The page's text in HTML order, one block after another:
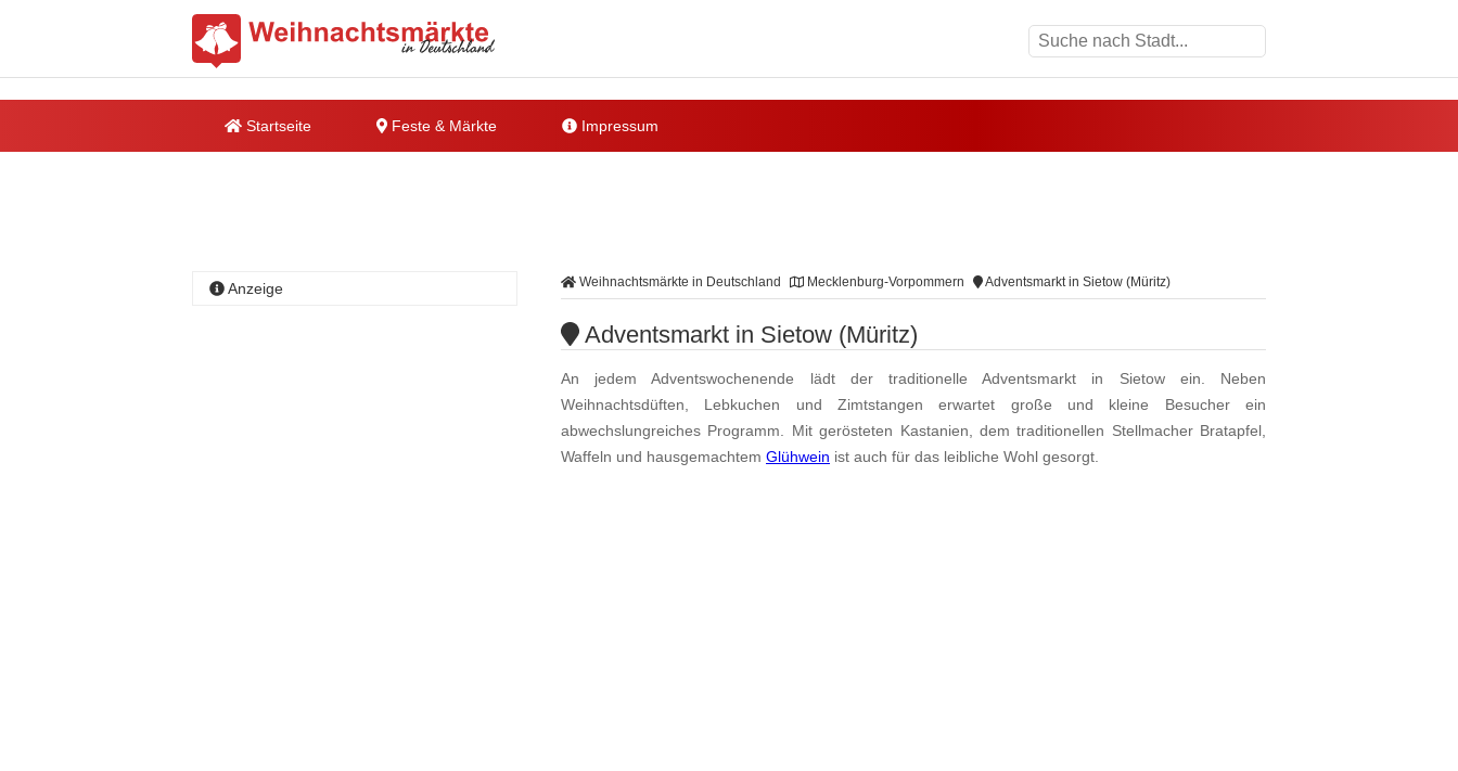
Startseite Feste & Märkte Impressum
Weihnachtsmärkte in Deutschland Mecklenburg-Vorpommern Adventsmarkt in Sietow (Müritz)
Adventsmarkt in Sietow (Müritz)
An jedem Adventswochenende lädt der traditionelle Adventsmarkt in Sietow ein. Neben
Weihnachtsdüften, Lebkuchen und Zimtstangen erwartet große und kleine Besucher ein
abwechslungreiches Programm. Mit gerösteten Kastanien, dem traditionellen Stellmacher Bratapfel,
Waffeln und hausgemachtem Glühwein ist auch für das leibliche Wohl gesorgt.
Anzeige